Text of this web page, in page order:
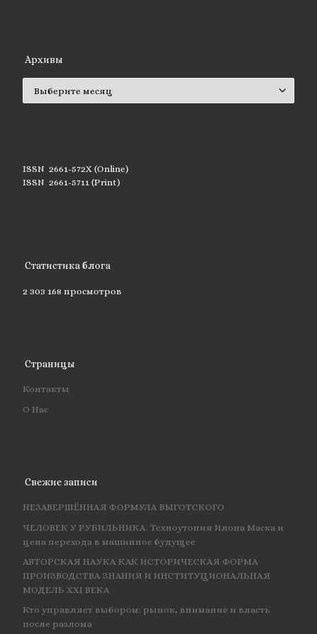
Архивы
ISSN 2661-572X (Online)
ISSN 2661-5711 (Print)
Статистика блога
2 303 168 просмотров
Страницы
Контакты
О Нас
Свежие записи
НЕЗАВЕРШЁННАЯ ФОРМУЛА ВЫГОТСКОГО
ЧЕЛОВЕК У РУБИЛЬНИКА. Техноутопия Илона Маска и
цена перехода в машинное будущее
АВТОРСКАЯ НАУКА КАК ИСТОРИЧЕСКАЯ ФОРМА
ПРОИЗВОДСТВА ЗНАНИЯ И ИНСТИТУЦИОНАЛЬНАЯ
МОДЕЛЬ XXI ВЕКА
Кто управляет выбором: рынок, внимание и власть
после разлома